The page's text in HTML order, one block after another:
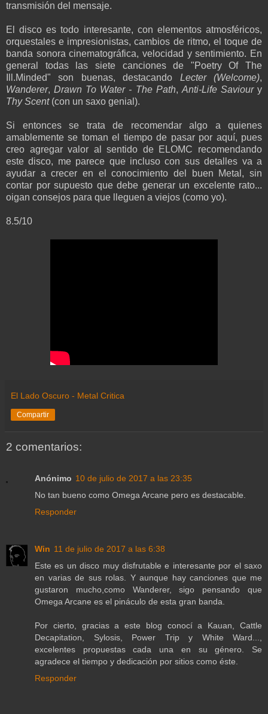
transmisión del mensaje.
El disco es todo interesante, con elementos atmosféricos,
orquestales e impresionistas, cambios de ritmo, el toque de
banda sonora cinematográfica, velocidad y sentimiento. En
general todas las siete canciones de "Poetry Of The
Ill.Minded" son buenas, destacando Lecter (Welcome),
Wanderer,Drawn To Water - The Path, Anti-Life Savioury
Thy Scent(con un saxo genial).
Si entonces se trata de recomendar algo a quienes
amablemente se toman el tiempo de pasar por aquí, pues
creo agregar valor al sentido de ELOMC recomendando
este disco, me parece que incluso con sus detalles va a
ayudar a crecer en el conocimiento del buen Metal, sin
contar por supuesto que debe generar un excelente rato...
oigan consejos para que lleguen a viejos (como yo).
8.5/10
El Lado Oscuro - Metal Critica
Compartir
2 comentarios:
Anónimo 10 de julio de 2017 a las 23:35
No tan bueno como Omega Arcane pero es destacable.
Responder
Win 11 de julio de 2017 a las 6:38
Este es un disco muy disfrutable e interesante por el saxo
en varias de sus rolas. Y aunque hay canciones que me
gustaron mucho,como Wanderer, sigo pensando que
Omega Arcane es el pináculo de esta gran banda.
Por cierto, gracias a este blog conocí a Kauan, Cattle
Decapitation, Sylosis, Power Trip y White Ward...,
excelentes propuestas cada una en su género. Se
agradece el tiempo y dedicación por sitios como éste.
Responder